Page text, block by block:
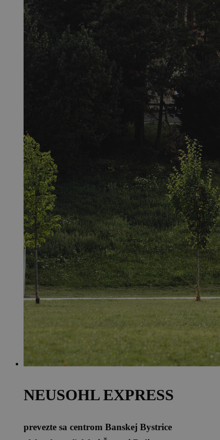
NEUSOHL EXPRESS
prevezte sa centrom Banskej Bystrice